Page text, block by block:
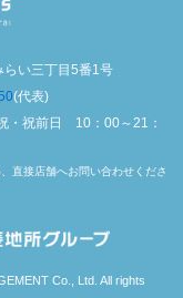
い三丁目5番1号
(代表)
祝前日 10：00～21：
直接店舗へお問い合わせくださ
Co., Ltd. All rights